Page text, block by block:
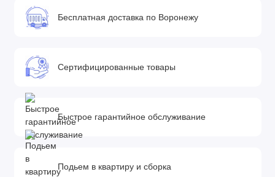
• Вес в упаковке: 25,4 кг
• Размеры упаковки: 56 х 51 х 89 см
Бесплатная доставка по Воронежу
Сертифицированные товары
Быстрое гарантийное обслуживание
Подьем в квартиру и сборка